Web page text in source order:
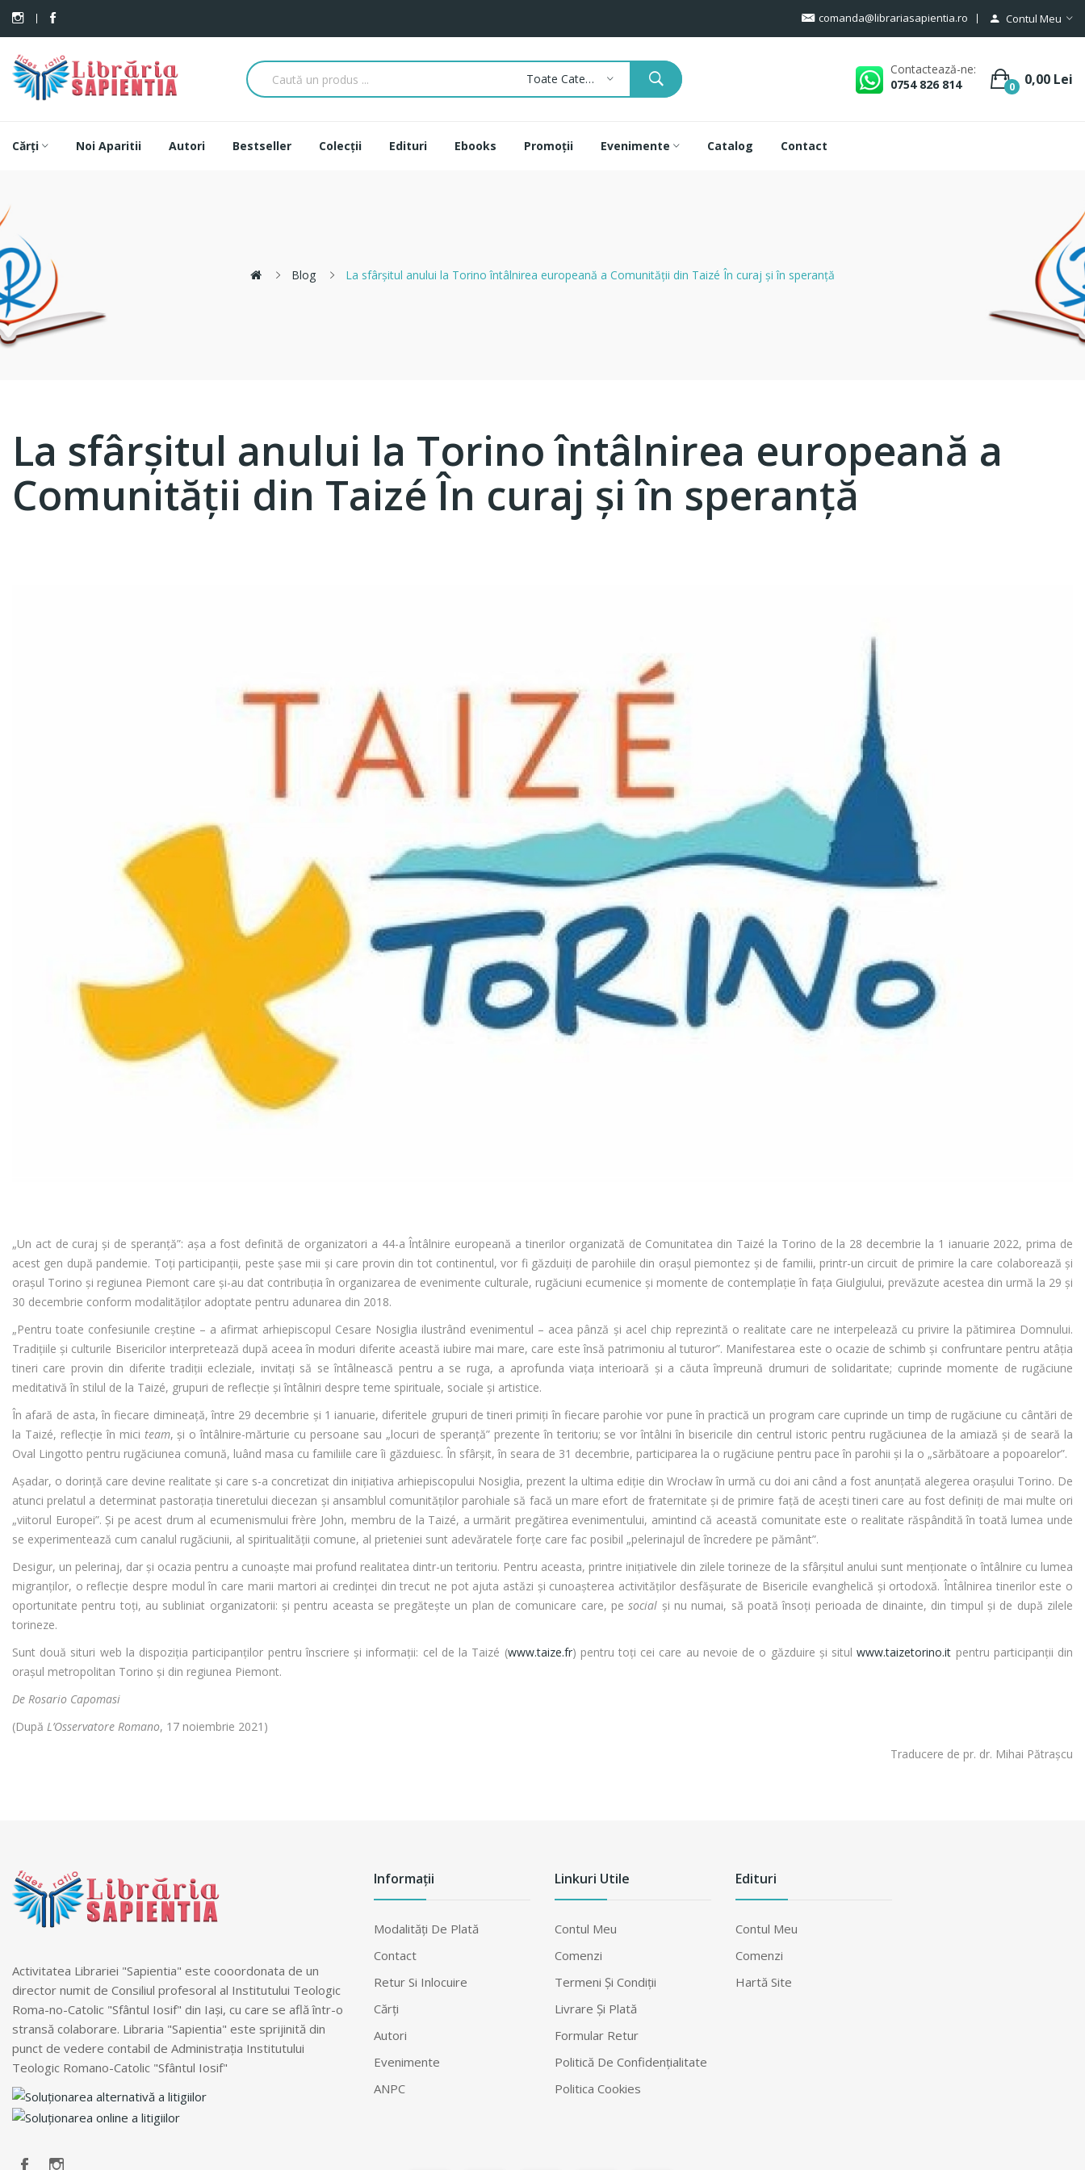
comanda@librariasapientia.ro Contul Meu
Contactează-ne:
0754 826 814
0 0,00 Lei
Toate Categoriile
Cărți Noi Aparitii Autori Bestseller Colecții Edituri Ebooks Promoții Evenimente Catalog Contact
Blog La sfârşitul anului la Torino întâlnirea europeană a Comunităţii din Taizé În curaj şi în speranţă
La sfârşitul anului la Torino întâlnirea europeană a
Comunităţii din Taizé În curaj şi în speranţă
„Un act de curaj şi de speranţă”: aşa a fost definită de organizatori a 44-a Întâlnire europeană a tinerilor organizată de Comunitatea din Taizé la Torino de la 28 decembrie la 1 ianuarie 2022, prima de
acest gen după pandemie. Toţi participanții, peste şase mii şi care provin din tot continentul, vor fi găzduiți de parohiile din orașul piemontez şi de familii, printr-un circuit de primire la care colaborează şi
orașul Torino şi regiunea Piemont care şi-au dat contribuția în organizarea de evenimente culturale, rugăciuni ecumenice şi momente de contemplație în faţa Giulgiului, prevăzute acestea din urmă la 29 şi
30 decembrie conform modalităților adoptate pentru adunarea din 2018.
„Pentru toate confesiunile creştine – a afirmat arhiepiscopul Cesare Nosiglia ilustrând evenimentul – acea pânză şi acel chip reprezintă o realitate care ne interpelează cu privire la pătimirea Domnului.
Tradițiile şi culturile Bisericilor interpretează după aceea în moduri diferite această iubire mai mare, care este însă patrimoniu al tuturor”. Manifestarea este o ocazie de schimb şi confruntare pentru atâția
tineri care provin din diferite tradiții ecleziale, invitați să se întâlnească pentru a se ruga, a aprofunda viaţa interioară şi a căuta împreună drumuri de solidaritate; cuprinde momente de rugăciune
meditativă în stilul de la Taizé, grupuri de reflecţie şi întâlniri despre teme spirituale, sociale şi artistice.
În afară de asta, în fiecare dimineață, între 29 decembrie şi 1 ianuarie, diferitele grupuri de tineri primiți în fiecare parohie vor pune în practică un program care cuprinde un timp de rugăciune cu cântări de
la Taizé, reflecţie în mici team, şi o întâlnire-mărturie cu persoane sau „locuri de speranţă” prezente în teritoriu; se vor întâlni în bisericile din centrul istoric pentru rugăciunea de la amiază şi de seară la
Oval Lingotto pentru rugăciunea comună, luând masa cu familiile care îi găzduiesc. În sfârşit, în seara de 31 decembrie, participarea la o rugăciune pentru pace în parohii şi la o „sărbătoare a popoarelor”.
Așadar, o dorință care devine realitate şi care s-a concretizat din inițiativa arhiepiscopului Nosiglia, prezent la ultima ediție din Wrocław în urmă cu doi ani când a fost anunțată alegerea orașului Torino. De
atunci prelatul a determinat pastoraţia tineretului diecezan şi ansamblul comunităţilor parohiale să facă un mare efort de fraternitate şi de primire faţă de aceşti tineri care au fost definiţi de mai multe ori
„viitorul Europei”. Şi pe acest drum al ecumenismului frère John, membru de la Taizé, a urmărit pregătirea evenimentului, amintind că această comunitate este o realitate răspândită în toată lumea unde
se experimentează cum canalul rugăciunii, al spiritualității comune, al prieteniei sunt adevăratele forțe care fac posibil „pelerinajul de încredere pe pământ”.
Desigur, un pelerinaj, dar şi ocazia pentru a cunoaște mai profund realitatea dintr-un teritoriu. Pentru aceasta, printre inițiativele din zilele torineze de la sfârşitul anului sunt menționate o întâlnire cu lumea
migranţilor, o reflecţie despre modul în care marii martori ai credinţei din trecut ne pot ajuta astăzi şi cunoașterea activităților desfășurate de Bisericile evanghelică şi ortodoxă. Întâlnirea tinerilor este o
oportunitate pentru toţi, au subliniat organizatorii: şi pentru aceasta se pregătește un plan de comunicare care, pesocial şi nu numai, să poată însoți perioada de dinainte, din timpul şi de după zilele
torineze.
Sunt două situri web la dispoziția participanților pentru înscriere şi informații: cel de la Taizé (www.taize.fr) pentru toţi cei care au nevoie de o găzduire şi situlwww.taizetorino.it pentru participanții din
orașul metropolitan Torino şi din regiunea Piemont.
De Rosario Capomasi
(După L’Osservatore Romano, 17 noiembrie 2021)
Traducere de pr. dr. Mihai Pătrașcu
Activitatea Librariei "Sapientia" este cooordonata de un
director numit de Consiliul profesoral al Institutului Teologic
Roma-no-Catolic "Sfântul Iosif" din Iași, cu care se află într-o
stransă colaborare. Libraria "Sapientia" este sprijinită din
punct de vedere contabil de Administrația Institutului
Teologic Romano-Catolic "Sfântul Iosif"
Informații
Modalităţi De Plată
Contact
Retur Si Inlocuire
Cărți
Autori
Evenimente
ANPC
Linkuri Utile
Contul Meu
Comenzi
Termeni Şi Condiţii
Livrare Şi Plată
Formular Retur
Politică De Confidențialitate
Politica Cookies
Edituri
Contul Meu
Comenzi
Hartă Site